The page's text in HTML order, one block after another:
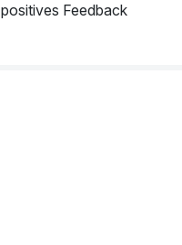
positives Feedback